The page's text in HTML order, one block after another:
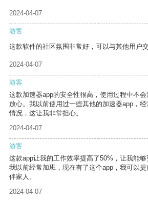
2024-04-07
游客
这款软件的社区氛围非常好，可以与其他用户
2024-04-07
游客
这款加速器app的安全性很高，使用过程中不
放心。我以前使用过一些其他的加速器app，
情况，这让我非常担心。
2024-04-07
游客
这款app让我的工作效率提高了50%，让我能够
我以前经常加班，现在有了这个app，我可以
伴家人。
2024-04-07